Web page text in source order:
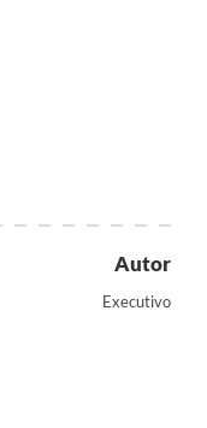
Autor
Executivo